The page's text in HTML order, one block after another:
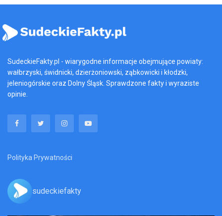
SudeckieFakty.pl - wiarygodne informacje obejmujące powiaty:
wałbrzyski, świdnicki, dzierżoniowski, ząbkowicki i kłodzki,
jeleniogórskie oraz Dolny Śląsk. Sprawdzone fakty i wyraziste
opinie.
Polityka Prywatności
sudeckiefakty